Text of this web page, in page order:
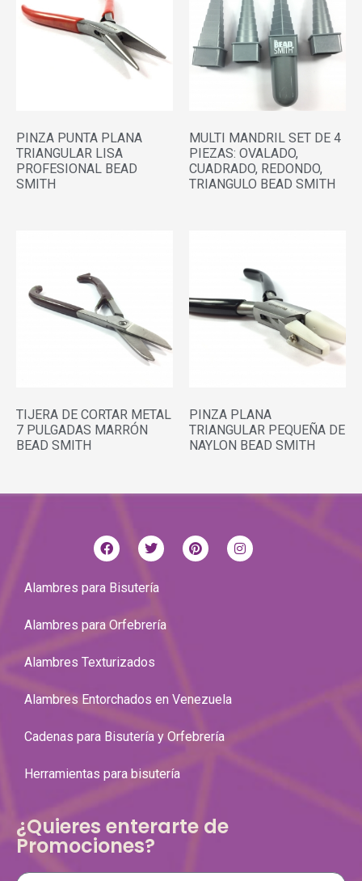
PINZA PUNTA PLANA
TRIANGULAR LISA
PROFESIONAL BEAD
SMITH
MULTI MANDRIL SET DE 4
PIEZAS: OVALADO,
CUADRADO, REDONDO,
TRIANGULO BEAD SMITH
TIJERA DE CORTAR METAL
7 PULGADAS MARRÓN
BEAD SMITH
PINZA PLANA
TRIANGULAR PEQUEÑA DE
NAYLON BEAD SMITH
Alambres para Bisutería
Alambres para Orfebrería
Alambres Texturizados
Alambres Entorchados en Venezuela
Cadenas para Bisutería y Orfebrería
Herramientas para bisutería
¿Quieres enterarte de
Promociones?